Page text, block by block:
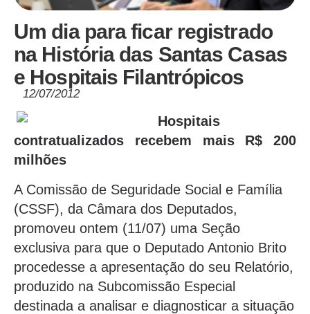
Um dia para ficar registrado
na História das Santas Casas
e Hospitais Filantrópicos
12/07/2012
Hospitais
contratualizados recebem mais R$ 200
milhões
A Comissão de Seguridade Social e Família
(CSSF), da Câmara dos Deputados,
promoveu ontem (11/07) uma Seção
exclusiva para que o Deputado Antonio Brito
procedesse a apresentação do seu Relatório,
produzido na Subcomissão Especial
destinada a analisar e diagnosticar a situação